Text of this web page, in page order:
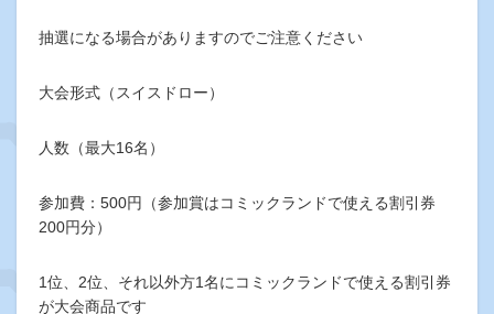
抽選になる場合がありますのでご注意ください
大会形式（スイスドロー）
人数（最大16名）
参加費：500円（参加賞はコミックランドで使える割引券
200円分）
1位、2位、それ以外方1名にコミックランドで使える割引券
が大会商品です